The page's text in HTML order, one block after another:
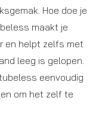
Hoe doe je
maakt je
en helpt zelfs met
leeg is gelopen.
eenvoudig
om het zelf te